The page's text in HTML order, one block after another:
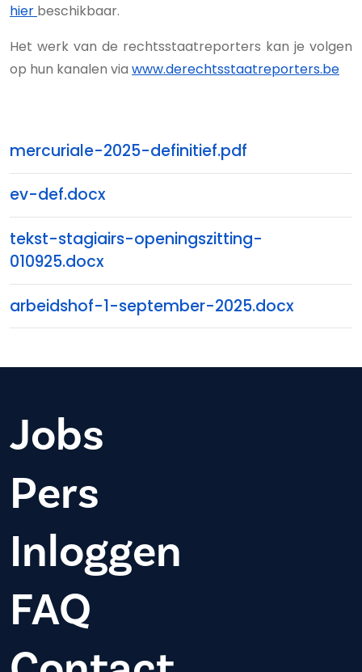
hier beschikbaar.
Het werk van de rechtsstaatreporters kan je volgen
op hun kanalen via www.derechtsstaatreporters.be
mercuriale-2025-definitief.pdf
ev-def.docx
tekst-stagiairs-openingszitting-
010925.docx
arbeidshof-1-september-2025.docx
Jobs
Pers
Inloggen
FAQ